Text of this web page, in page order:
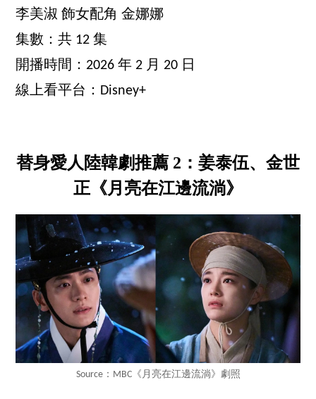
李美淑 飾女配角 金娜娜
集數：共 12 集
開播時間：2026 年 2 月 20 日
線上看平台：Disney+
替身愛人陸韓劇推薦 2：姜泰伍、金世
正《月亮在江邊流淌》
Source：MBC《月亮在江邊流淌》劇照